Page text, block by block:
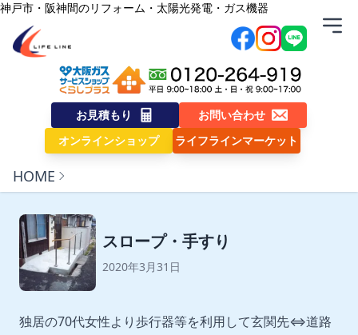
内容をスキップ
神戸市・阪神間のリフォーム・太陽光発電・ガス機器
株式会社ライフライン
お見積もり
お問い合わせ
オンラインショップ
ライフラインマーケット
HOME
スロープ・手すり
2020年3月31日
独居の70代女性より歩行器等を利用して玄関先⇔道路